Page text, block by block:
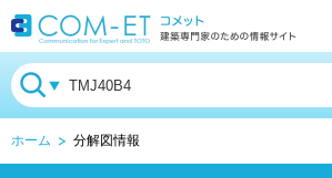
ホーム 分解図情報